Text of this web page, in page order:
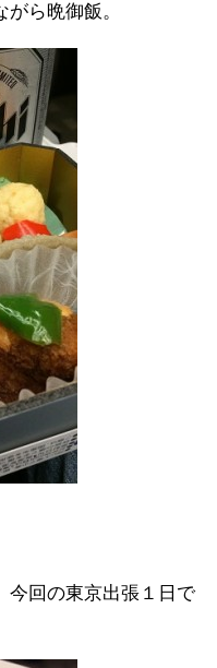
ら晩御飯。
今回の東京出張１日で